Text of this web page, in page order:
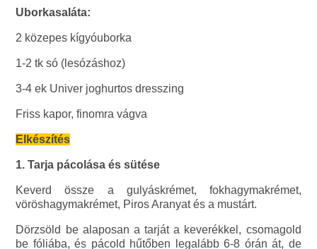
Uborkasaláta:
2 közepes kígyóuborka
1-2 tk só (lesózáshoz)
3-4 ek Univer joghurtos dresszing
Friss kapor, finomra vágva
Elkészítés
1. Tarja pácolása és sütése
Keverd össze a gulyáskrémet, fokhagymakrémet,
vöröshagymakrémet, Piros Aranyat és a mustárt.
Dörzsöld be alaposan a tarját a keverékkel, csomagold
be fóliába, és pácold hűtőben legalább 6-8 órán át, de